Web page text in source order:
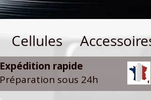
Cellules
Expédition rapide
Préparation sous 24h